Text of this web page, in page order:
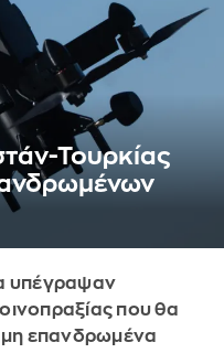
Τουρκίας
υπέγραψαν
που θα
μη επανδρωμένα